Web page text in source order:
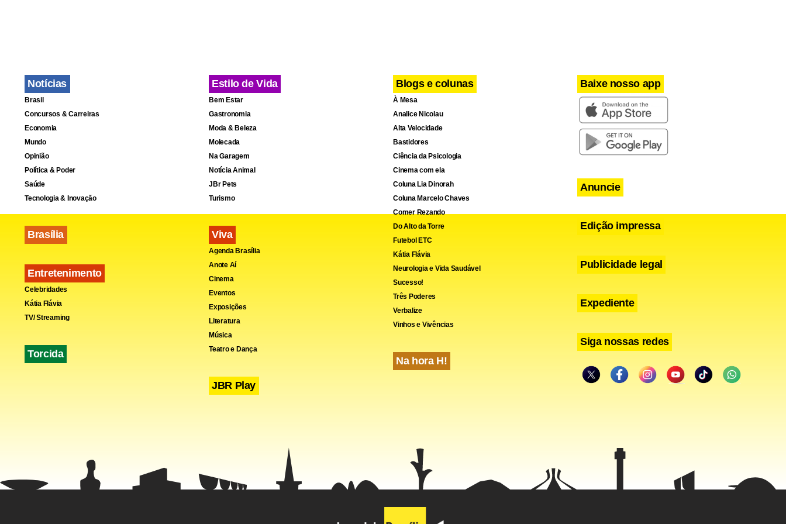
Facebook Telegram
Share
Notícias
Brasil
Concursos & Carreiras
Economia
Mundo
Opinião
Política & Poder
Saúde
Tecnologia & Inovação
Brasília
Entretenimento
Celebridades
Kátia Flávia
TV/ Streaming
Torcida
Estilo de Vida
Bem Estar
Gastronomia
Moda & Beleza
Molecada
Na Garagem
Notícia Animal
JBr Pets
Turismo
Viva
Agenda Brasília
Anote Aí
Cinema
Eventos
Exposições
Literatura
Música
Teatro e Dança
JBR Play
Blogs e colunas
À Mesa
Analice Nicolau
Alta Velocidade
Bastidores
Ciência da Psicologia
Cinema com ela
Coluna Lia Dinorah
Coluna Marcelo Chaves
Comer Rezando
Do Alto da Torre
Futebol ETC
Kátia Flávia
Neurologia e Vida Saudável
Sucesso!
Três Poderes
Verbalize
Vinhos e Vivências
Na hora H!
Baixe nosso app
Anuncie
Edição impressa
Publicidade legal
Expediente
Siga nossas redes